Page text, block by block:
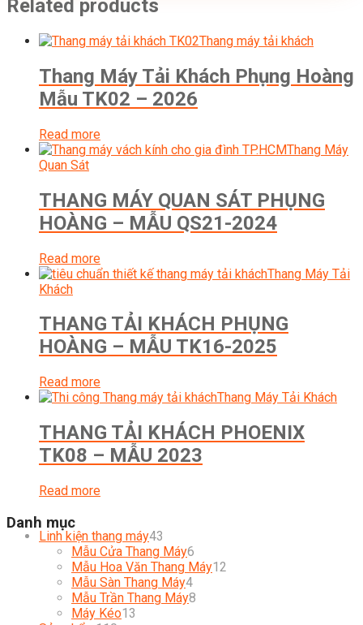
Related products
Thang máy tải khách
Thang Máy Tải Khách Phụng Hoàng
Mẫu TK02 – 2026
Read more
Thang Máy
Quan Sát
THANG MÁY QUAN SÁT PHỤNG
HOÀNG – MẪU QS21-2024
Read more
Thang Máy Tải
Khách
THANG TẢI KHÁCH PHỤNG
HOÀNG – MẪU TK16-2025
Read more
Thang Máy Tải Khách
THANG TẢI KHÁCH PHOENIX
TK08 – MẪU 2023
Read more
Danh mục
Linh kiện thang máy43
products
Mẫu Cửa Thang Máy6
products
Mẫu Hoa Văn Thang Máy12
Mẫu Sàn Thang Máy44
products
Mẫu Trần Thang Máy8
Máy Kéo13